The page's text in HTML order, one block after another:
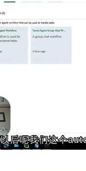
后呢我们这个
后呢我们这个